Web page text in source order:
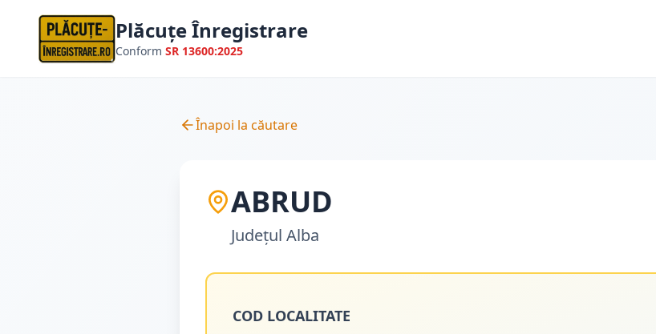
Plăcuțe Înregistrare
Conform SR 13600:2025
Înapoi la căutare
ABRUD
Județul Alba
COD LOCALITATE